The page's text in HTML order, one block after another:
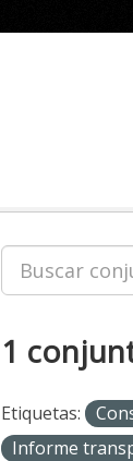
1
Etiquetas:
Informe